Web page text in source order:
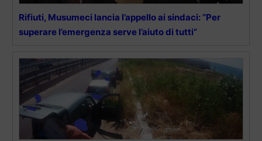
Rifiuti, Musumeci lancia l’appello ai sindaci: “Per
superare l’emergenza serve l’aiuto di tutti”